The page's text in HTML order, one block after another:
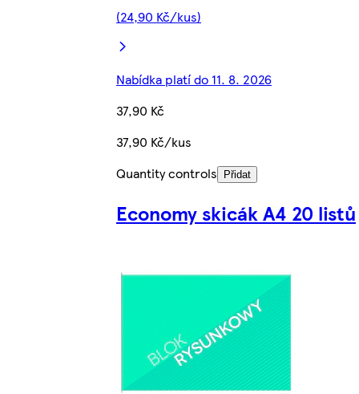
(24,90 Kč/kus)
Nabídka platí do 11. 8. 2026
37,90 Kč
37,90 Kč/kus
Quantity controls
Přidat
Economy skicák A4 20 listů